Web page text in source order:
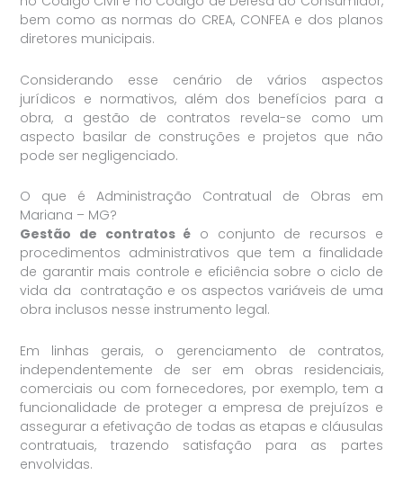
bem como as normas do CREA, CONFEA e dos planos
diretores municipais.
Considerando esse cenário de vários aspectos
jurídicos e normativos, além dos benefícios para a
obra, a gestão de contratos revela-se como um
aspecto basilar de construções e projetos que não
pode ser negligenciado.
O que é Administração Contratual de Obras em
Mariana – MG?
Gestão de contratos é o conjunto de recursos e
procedimentos administrativos que tem a finalidade
de garantir mais controle e eficiência sobre o ciclo de
vida da contratação e os aspectos variáveis de uma
obra inclusos nesse instrumento legal.
Em linhas gerais, o gerenciamento de contratos,
independentemente de ser em obras residenciais,
comerciais ou com fornecedores, por exemplo, tem a
funcionalidade de proteger a empresa de prejuízos e
assegurar a efetivação de todas as etapas e cláusulas
contratuais, trazendo satisfação para as partes
envolvidas.